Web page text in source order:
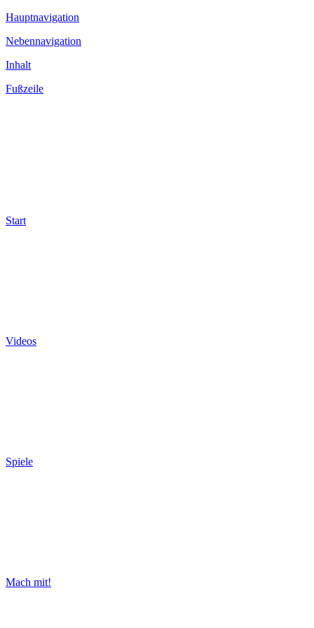
Hauptnavigation
Nebennavigation
Inhalt
Fußzeile
Start
Videos
Spiele
Mach mit!